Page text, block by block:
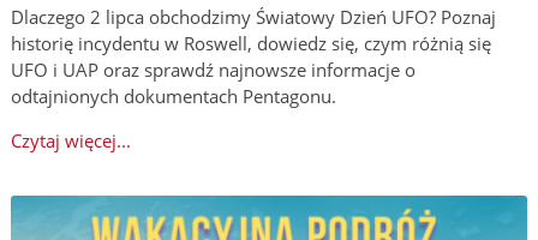
Dlaczego 2 lipca obchodzimy Światowy Dzień UFO? Poznaj
historię incydentu w Roswell, dowiedz się, czym różnią się
UFO i UAP oraz sprawdź najnowsze informacje o
odtajnionych dokumentach Pentagonu.
Czytaj więcej...